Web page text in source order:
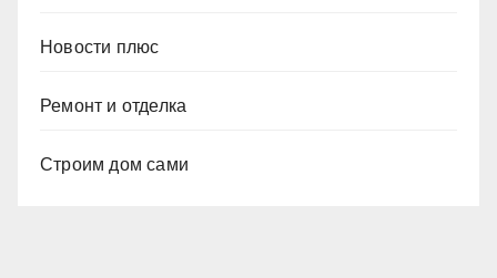
Новости плюс
Ремонт и отделка
Строим дом сами